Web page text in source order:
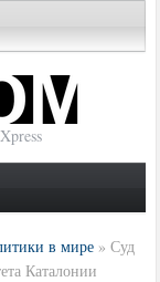
в мире »Суд
Каталонии